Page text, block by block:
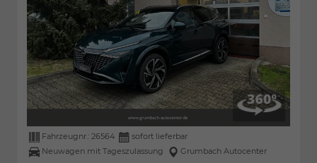
Fahrzeugnr.: 26564
sofort lieferbar
Neuwagen mit Tageszulassung
Grumbach Autocenter